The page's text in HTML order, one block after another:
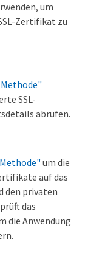
um
Zertifikat zu
SSL-
abrufen.
um die
auf das
den privaten
das
die Anwendung